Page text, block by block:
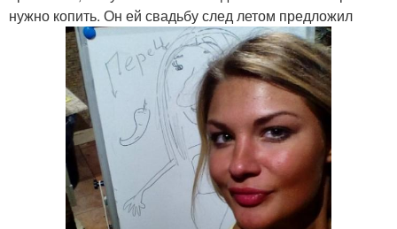
нужно копить. Он ей свадьбу след летом предложил